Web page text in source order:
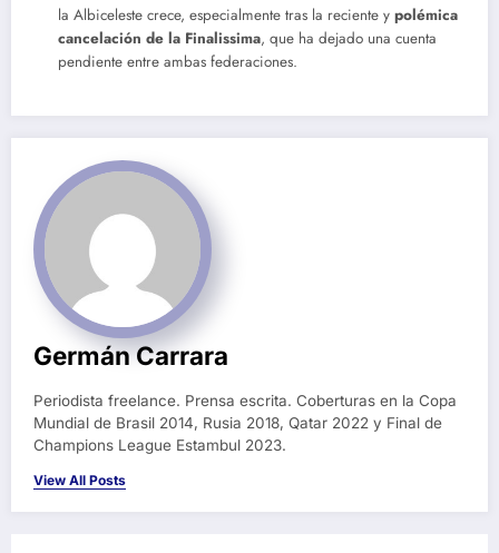
la Albiceleste crece, especialmente tras la reciente y polémica
cancelación de la Finalissima, que ha dejado una cuenta
pendiente entre ambas federaciones.
Germán Carrara
Periodista freelance. Prensa escrita. Coberturas en la Copa
Mundial de Brasil 2014, Rusia 2018, Qatar 2022 y Final de
Champions League Estambul 2023.
View All Posts